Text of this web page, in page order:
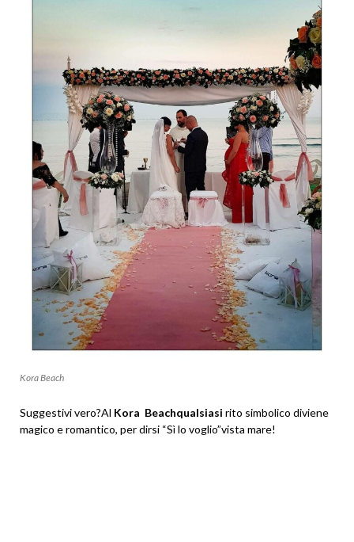
Kora Beach
Suggestivi vero?Al Kora Beachqualsiasi rito simbolico diviene
magico e romantico, per dirsi “Sì lo voglio”vista mare!